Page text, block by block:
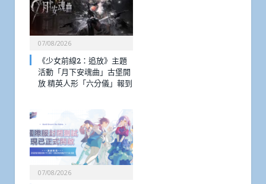
07/08/2026
《少女前線2：追放》主題
活動「月下安魂曲」古堡開
放 精英人形「六分儀」報到
07/08/2026